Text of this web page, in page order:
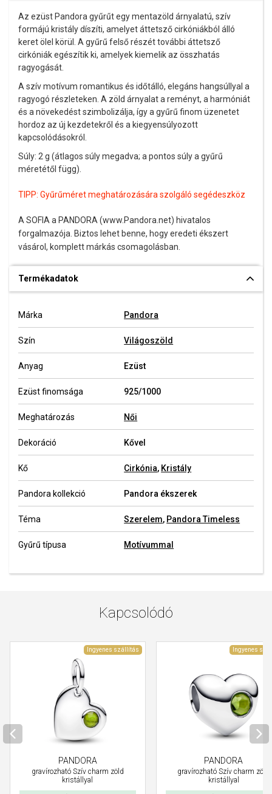
Az ezüst Pandora gyűrűt egy mentazöld árnyalatú, szív
formájú kristály díszíti, amelyet áttetsző cirkóniákból álló
keret ölel körül. A gyűrű felső részét további áttetsző
cirkóniák egészítik ki, amelyek kiemelik az összhatás
ragyogását.
A szív motívum romantikus és időtálló, elegáns hangsúllyal a
ragyogó részleteken. A zöld árnyalat a reményt, a harmóniát
és a növekedést szimbolizálja, így a gyűrű finom üzenetet
hordoz az új kezdetekről és a kiegyensúlyozott
kapcsolódásokról.
Súly: 2 g (átlagos súly megadva; a pontos súly a gyűrű
méretétől függ).
TIPP: Gyűrűméret meghatározására szolgáló segédeszköz
A SOFIA a PANDORA (www.Pandora.net) hivatalos
forgalmazója. Biztos lehet benne, hogy eredeti ékszert
vásárol, komplett márkás csomagolásban.
Termékadatok
Márka Pandora
Szín Világoszöld
Anyag Ezüst
Ezüst finomsága 925/1000
Meghatározás Női
Dekoráció Kővel
Kő Cirkónia, Kristály
Pandora kollekció Pandora ékszerek
Téma Szerelem, Pandora Timeless
Gyűrű típusa Motívummal
Kapcsolódó
Ingyenes szállítás
PANDORA
gravírozható Szív charm zöld
kristállyal
Ingyenes
PANDORA
gravírozható Szív charm zöld
kristállyal